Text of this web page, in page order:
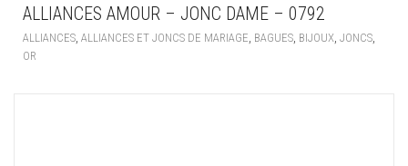
ALLIANCES AMOUR – JONC DAME – 0792
ALLIANCES ALLIANCES ET JONCS DE MARIAGE BAGUES BIJOUX JONCS
OR